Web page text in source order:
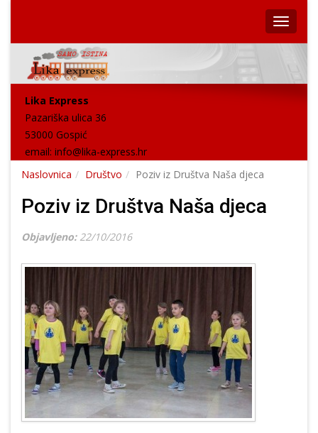
Lika Express
Pazariška ulica 36
53000 Gospić
email: info@lika-express.hr
Naslovnica
Društvo Poziv iz Društva Naša djeca
Poziv iz Društva Naša djeca
Objavljeno: 22/10/2016